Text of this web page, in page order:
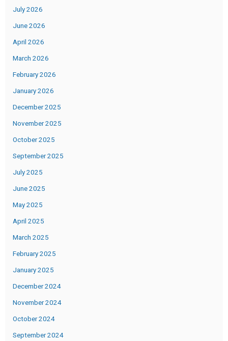
July 2026
June 2026
April 2026
March 2026
February 2026
January 2026
December 2025
November 2025
October 2025
September 2025
July 2025
June 2025
May 2025
April 2025
March 2025
February 2025
January 2025
December 2024
November 2024
October 2024
September 2024